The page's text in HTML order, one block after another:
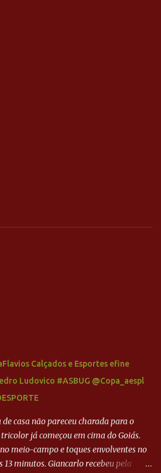
Calçados e Esportes efine
Ludovico #ASBUG @Copa_aespl
casa não pareceu charada para o
já começou em cima do Goiás.
meio-campo e toques envolventes no
minutos. Giancarlo recebeu pela